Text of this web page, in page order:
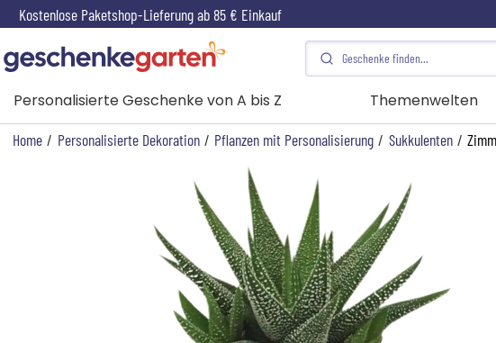
Kostenlose Paketshop-Lieferung ab 85 € Einkauf
Personalisierte Geschenke von A bis Z Themenwelten
Home / Personalisierte Dekoration / Pflanzen mit Personalisierung / Sukkulenten /